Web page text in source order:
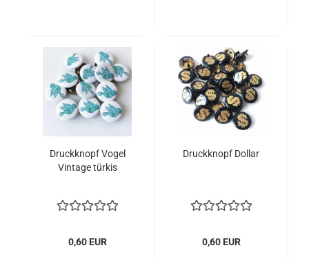
Druckknopf Vogel
Vintage türkis
0,60 EUR
Druckknopf Dollar
0,60 EUR